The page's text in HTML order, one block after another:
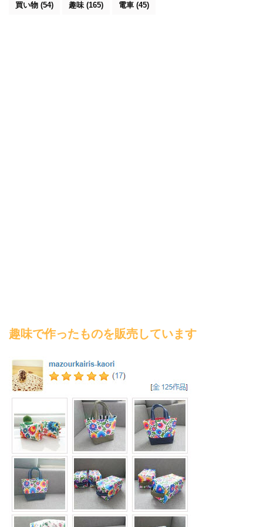
買い物 (54) 趣味(165) 電車 (45)
趣味で作ったものを販売しています